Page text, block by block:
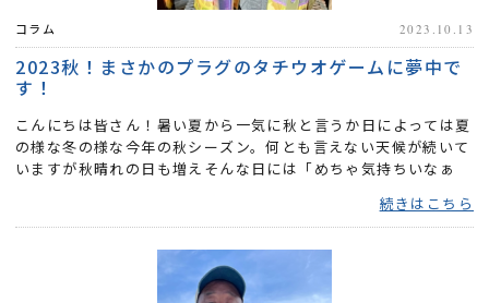
コラム 2023.10.13
2023秋！まさかのプラグのタチウオゲームに夢中で
す！
こんにちは皆さん！暑い夏から一気に秋と言うか日によっては夏
の様な冬の様な今年の秋シーズン。何とも言えない天候が続いて
いますが秋晴れの日も増えそんな日には「めちゃ気持ちいなぁ
続きはこちら